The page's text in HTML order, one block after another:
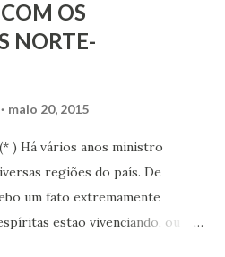
OS
NORTE-
maio 20, 2015
) Há vários anos ministro
regiões do país. De
um fato extremamente
estão vivenciando, ou